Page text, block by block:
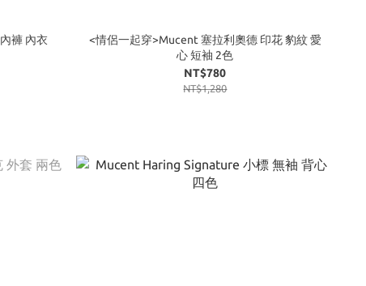
褲 內衣
<情侶一起穿>Mucent 塞拉利奧德 印花 豹紋 愛
心 短袖 2色
NT$780
NT$1,280